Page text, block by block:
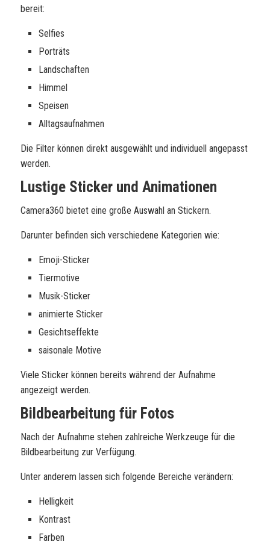
bereit:
Selfies
Porträts
Landschaften
Himmel
Speisen
Alltagsaufnahmen
Die Filter können direkt ausgewählt und individuell angepasst
werden.
Lustige Sticker und Animationen
Camera360 bietet eine große Auswahl an Stickern.
Darunter befinden sich verschiedene Kategorien wie:
Emoji-Sticker
Tiermotive
Musik-Sticker
animierte Sticker
Gesichtseffekte
saisonale Motive
Viele Sticker können bereits während der Aufnahme
angezeigt werden.
Bildbearbeitung für Fotos
Nach der Aufnahme stehen zahlreiche Werkzeuge für die
Bildbearbeitung zur Verfügung.
Unter anderem lassen sich folgende Bereiche verändern:
Helligkeit
Kontrast
Farben